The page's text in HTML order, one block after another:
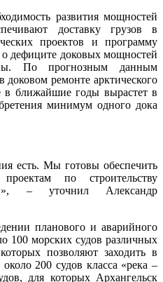
развития мощностей
доставку грузов в
проектов и программу
о дефиците доковых мощностей
По прогнозным данным
доковом ремонте арктического
в ближайшие годы вырастет в
минимум одного дока
есть. Мы готовы обеспечить
по строительству
– уточнил Александр
планового и аварийного
100 морских судов различных
позволяют заходить в
200 судов класса «река –
для которых Архангельск